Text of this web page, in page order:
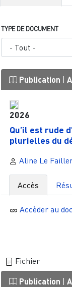
TYPE DE DOCUMENT
Publication |
2026
Qu’il est rude
plurielles du
Aline Le
Accès
Accèder au
Fichier
Publication |